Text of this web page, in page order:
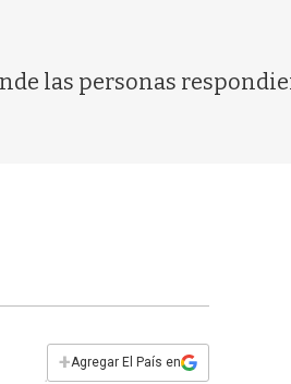
las personas
+Agregar El País en